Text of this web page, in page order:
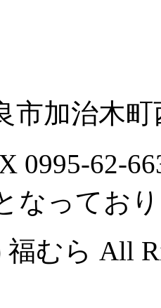
市加治木町
0995-62-
なってお
むら All